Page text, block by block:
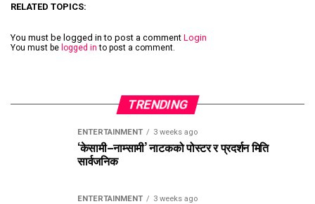
RELATED TOPICS:
You must be logged in to post a comment Login
You must be logged in to post a comment.
TRENDING
ENTERTAINMENT 3 weeks ago
‘केसामी–नाम्सामी’ नाटकको पोस्टर र प्रदर्शन मिति
सार्वजनिक
ENTERTAINMENT 3 weeks ago